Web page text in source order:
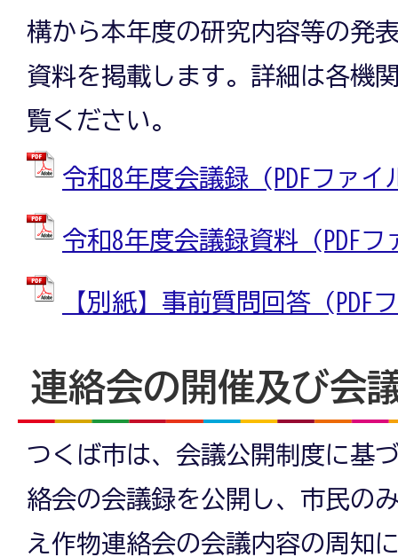
構から本年度の研究内容等の発
資料を掲載します。詳細は各機
覧ください。
令和8年度会議録 (PDFファ
令和8年度会議録資料 (PDF
【別紙】事前質問回答 (PDF
連絡会の開催及び会
つくば市は、会議公開制度に基
絡会の会議録を公開し、市民の
え作物連絡会の会議内容の周知